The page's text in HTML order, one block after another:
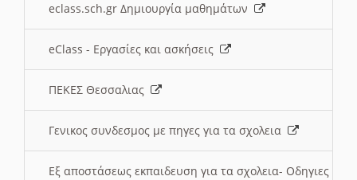
eclass.sch.gr Δημιουργία μαθημάτων
eClass - Εργασίες και ασκήσεις
ΠΕΚΕΣ Θεσσαλιας
Γενικος συνδεσμος με πηγες για τα σχολεια
Εξ αποστάσεως εκπαιδευση για τα σχολεια- Οδηγιες